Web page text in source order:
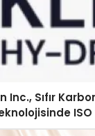
Inc., Sıfır
ISO
Aldı